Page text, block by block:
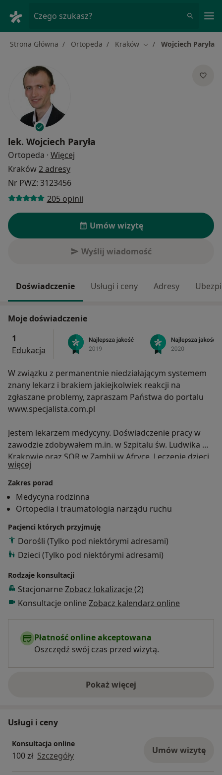
Czego szukasz?
Strona Główna Ortopeda Kraków Zmień miasto
Wojciech Paryła
lek. Wojciech Paryła
Ortopeda · Więcej
Kraków2 adresy
Nr PWZ: 3123456
205 opinii
Umów wizytę
Wyślij wiadomość
Doświadczenie Usługi i ceny Adresy
Moje doświadczenie
1
Edukacja
W związku z permanentnie niedziałającym systemem
znany lekarz i brakiem jakiejkolwiek reakcji na
zgłaszane problemy, zapraszam Państwa do portalu
www.specjalista.com.pl
Jestem lekarzem medycyny. Doświadczenie pracy w
zawodzie zdobywałem m.in. w Szpitalu św. Ludwika w
Krakowie oraz SOR w Zambii w Afryce. Leczenie dzieci
to moja pasja, której oddaję się bez reszty. Aktualnie
pracuję w zawodzie po powrocie do kraju.
więcej
Zakres porad
Medycyna rodzinna
Ortopedia i traumatologia narządu ruchu
Pacjenci których przyjmuję
Dorośli (Tylko pod niektórymi adresami)
Dzieci (Tylko pod niektórymi adresami)
Rodzaje konsultacji
Stacjonarne Zobacz lokalizacje (2)
Konsultacje online Zobacz kalendarz online
Płatność online akceptowana
Oszczędź swój czas przed wizytą.
Pokaż więcejo doświadczeniu
Usługi i ceny
Konsultacja online
100 zł Szczegóły Umów wizytę